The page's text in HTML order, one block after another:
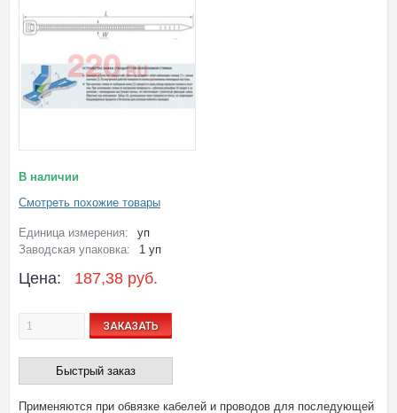
В наличии
Смотреть похожие товары
Единица измерения:
уп
Заводская упаковка:
1 уп
Цена: 187,38 руб.
ЗАКАЗАТЬ
Быстрый заказ
Применяются при обвязке кабелей и проводов для последующей